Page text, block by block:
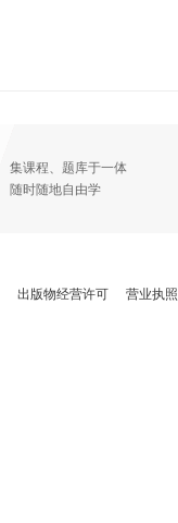
集课程、题库于一体
随时随地自由学
出版物经营许可
营业执照